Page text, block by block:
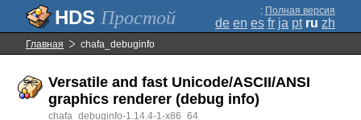
Простой ; Полная версия
de en es fr ja pt ru zh
Главная chafa_debuginfo
Versatile and fast Unicode/ASCII/ANSI
graphics renderer (debug info)
chafa_debuginfo-1.14.4-1-x86_64